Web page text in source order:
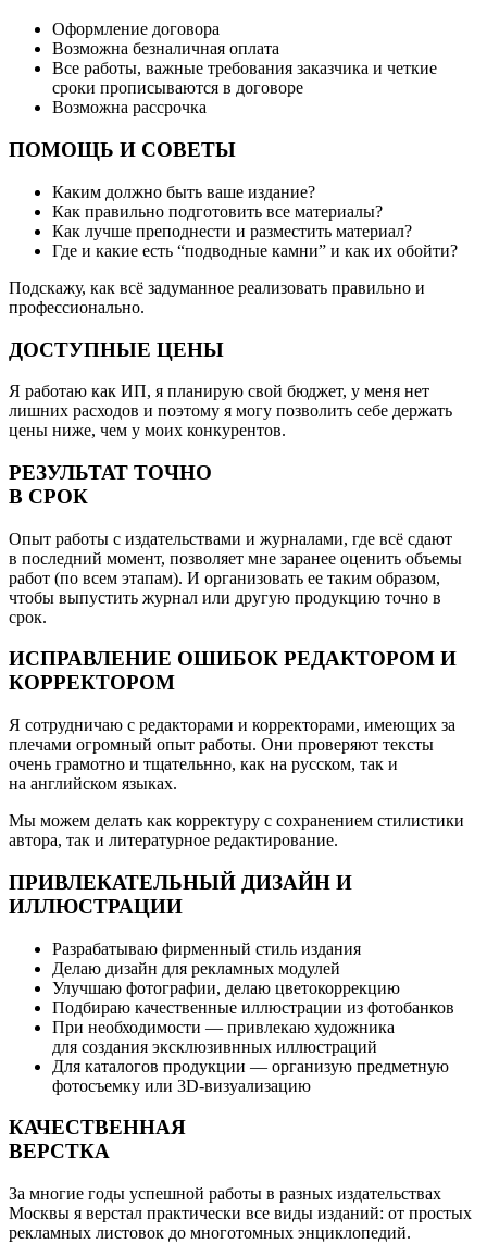
Оформление договора
Возможна безналичная оплата
Все работы, важные требования заказчика и четкие
сроки прописываются в договоре
Возможна рассрочка
ПОМОЩЬ И СОВЕТЫ
Каким должно быть ваше издание?
Как правильно подготовить все материалы?
Как лучше преподнести и разместить материал?
Где и какие есть “подводные камни” и как их обойти?
Подскажу, как всё задуманное реализовать правильно и
профессионально.
ДОСТУПНЫЕ ЦЕНЫ
Я работаю как ИП, я планирую свой бюджет, у меня нет
лишних расходов и поэтому я могу позволить себе держать
цены ниже, чем у моих конкурентов.
РЕЗУЛЬТАТ ТОЧНО
В СРОК
Опыт работы с издательствами и журналами, где всё сдают
в последний момент, позволяет мне заранее оценить объемы
работ (по всем этапам). И организовать ее таким образом,
чтобы выпустить журнал или другую продукцию точно в
срок.
ИСПРАВЛЕНИЕ ОШИБОК РЕДАКТОРОМ И
КОРРЕКТОРОМ
Я сотрудничаю с редакторами и корректорами, имеющих за
плечами огромный опыт работы. Они проверяют тексты
очень грамотно и тщательнно, как на русском, так и
на английском языках.
Мы можем делать как корректуру с сохранением стилистики
автора, так и литературное редактирование.
ПРИВЛЕКАТЕЛЬНЫЙ ДИЗАЙН И
ИЛЛЮСТРАЦИИ
Разрабатываю фирменный стиль издания
Делаю дизайн для рекламных модулей
Улучшаю фотографии, делаю цветокоррекцию
Подбираю качественные иллюстрации из фотобанков
При необходимости — привлекаю художника
для создания эксклюзивнных иллюстраций
Для каталогов продукции — организую предметную
фотосъемку или 3D-визуализацию
КАЧЕСТВЕННАЯ
ВЕРСТКА
За многие годы успешной работы в разных издательствах
Москвы я верстал практически все виды изданий: от простых
рекламных листовок до многотомных энциклопедий.